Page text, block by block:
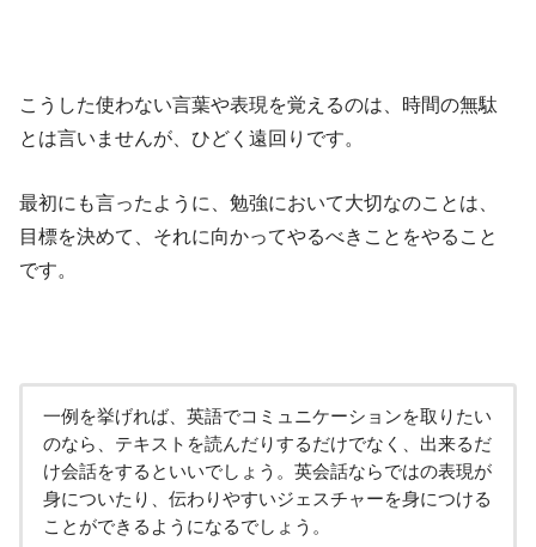
こうした使わない言葉や表現を覚えるのは、時間の無駄
とは言いませんが、ひどく遠回りです。
最初にも言ったように、勉強において大切なのことは、
目標を決めて、それに向かってやるべきことをやること
です。
一例を挙げれば、英語でコミュニケーションを取りたい
のなら、テキストを読んだりするだけでなく、出来るだ
け会話をするといいでしょう。英会話ならではの表現が
身についたり、伝わりやすいジェスチャーを身につける
ことができるようになるでしょう。